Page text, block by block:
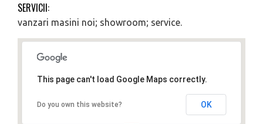
SERVICII:
vanzari masini noi; showroom; service.
This page can't load Google Maps correctly.
Do you own this website? OK